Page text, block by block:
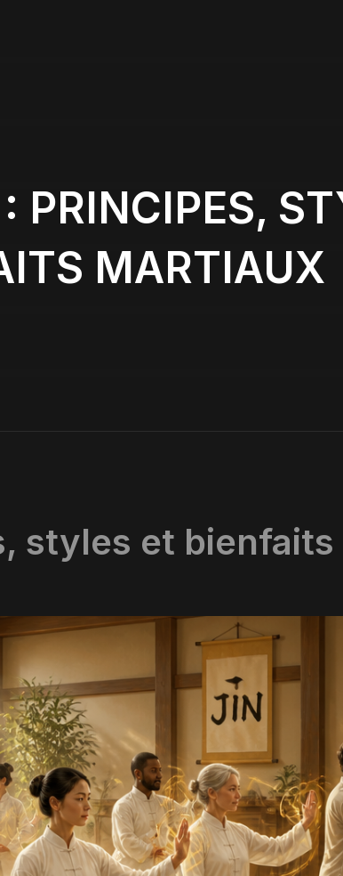
PRINCIPES,
MARTIAUX
styles et